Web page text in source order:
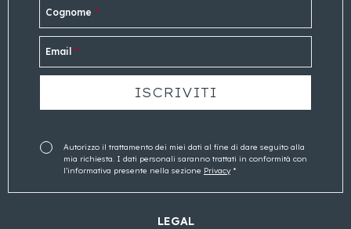
LEGAL
Cognome *
Email *
Autorizzo il trattamento dei miei dati al fine di dare seguito alla
mia richiesta. I dati personali saranno trattati in conformità con
l’informativa presente nella sezione Privacy*